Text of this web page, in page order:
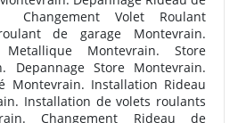
Volet Roulant
de garage Montevrain.
Metallique Montevrain. Store
Depannage Store Montevrain.
Montevrain. Installation Rideau
Installation de volets roulants
Changement Rideau de